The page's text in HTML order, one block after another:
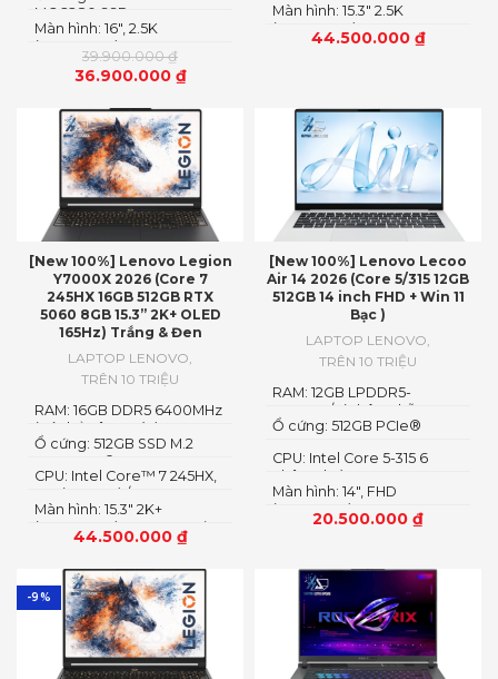
39.900.000₫
36.900.000 ₫
Màn hình: 16″, 2.5K
(2560x1600) IPS, LED
M.2 2280 SSD
44.500.000 ₫
Màn hình: 15.3" 2.5K
(2560x1600) OLED
[New 100%] Lenovo Legion
Y7000X 2026 (Core 7
245HX 16GB 512GB RTX
5060 8GB 15.3” 2K+ OLED
165Hz) Trắng & Đen
LAPTOP LENOVO
TRÊN 10 TRIỆU
44.500.000 ₫
Màn hình: 15.3″ 2K+
(2560×1600) OLED 1100nits
(peak) / 500nits (typical)
G-SYNC®, DisplayHDR™
True Black 1000
CPU: Intel Core™ 7 245HX,
14C (6P + 8E) / 14T
Ổ cứng: 512GB SSD M.2
2242 PCIe® 4.0×4 NVMe
RAM: 16GB DDR5 6400MHz
(có thể nâng cấp)
[New 100%] Lenovo Lecoo
Air 14 2026 (Core 5/315 12GB
512GB 14 inch FHD + Win 11
Bạc )
LAPTOP LENOVO
TRÊN 10 TRIỆU
20.500.000 ₫
Màn hình: 14″, FHD
(1920x1200) IPS, 16:10
CPU: Intel Core 5-315 6
nhân 6 luồng
Ổ cứng: 512GB PCIe®
RAM: 12GB LPDDR5-
5600MT/s (Không hỗ trợ
nâng cấp)
-9%